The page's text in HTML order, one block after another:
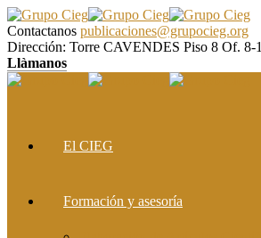
Contactanos publicaciones@grupocieg.org
Dirección: Torre CAVENDES Piso 8 Of. 8-
Llàmanos
El CIEG
Formación y asesoría